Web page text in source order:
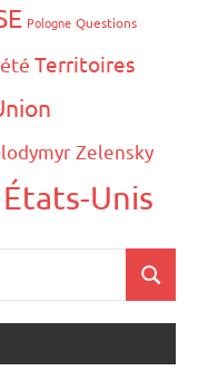
Pologne Questions
Territoires
Zelensky
États-Unis